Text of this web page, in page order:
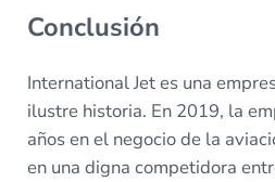
Conclusión
International Jet es una
ilustre historia. En 2019, la
años en el negocio de la
en una digna competidora